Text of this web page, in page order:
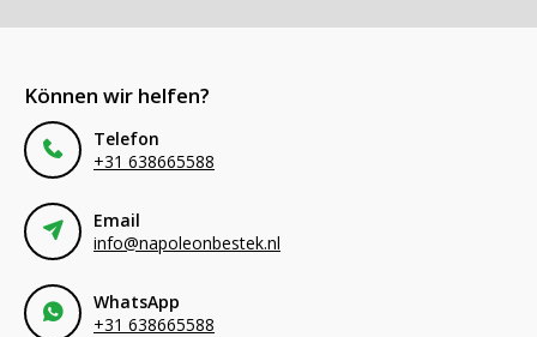
Können wir helfen?
Telefon
+31 638665588
Email
info@napoleonbestek.nl
WhatsApp
+31 638665588